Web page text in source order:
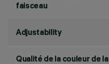
faisceau
Adjustability
Qualité de la couleur de la